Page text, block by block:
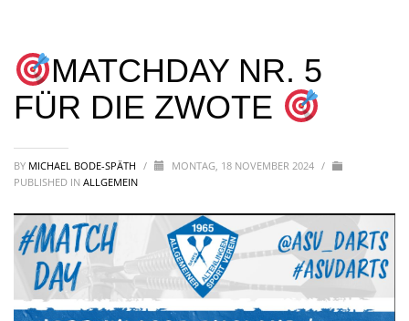
MATCHDAY NR. 5
FÜR DIE ZWOTE
BY MICHAEL BODE-SPÄTH / MONTAG, 18 NOVEMBER 2024 /
PUBLISHED IN ALLGEMEIN